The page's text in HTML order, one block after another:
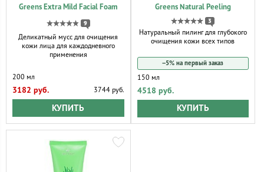
Greens Extra Mild Facial Foam
9
Деликатный мусс для очищения
кожи лица для каждодневного
применения
200 мл
3182 руб. 3744 руб.
КУПИТЬ
Greens Natural Peeling
3
Натуральный пилинг для глубокого
очищения кожи всех типов
−5% на первый заказ
150 мл
4518 руб.
КУПИТЬ